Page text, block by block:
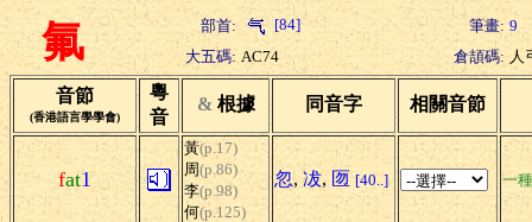
氟 部首: [84] 筆畫: 9
大五碼: AC74 倉頡碼: 人
音節
(香港語言學學會)
粵
音
& 根據 同音字 相關音節
fat1
黃(p.17)
周(p.86)
李(p.98)
何(p.125)
忽, 冹, 匢 [40..] 一